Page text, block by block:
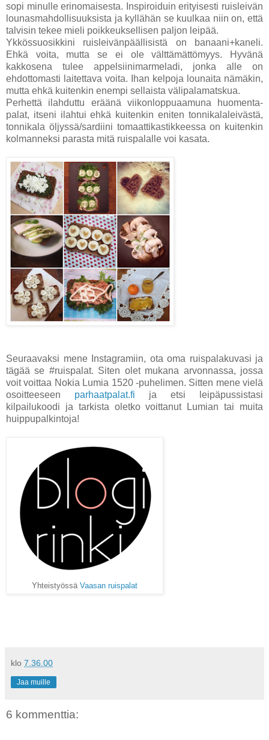
sopi minulle erinomaisesta. Inspiroiduin erityisesti ruisleivän
lounasmahdollisuuksista ja kyllähän se kuulkaa niin on, että
talvisin tekee mieli poikkeuksellisen paljon leipää.
Ykkössuosikkini ruisleivänpäällisistä on banaani+kaneli.
Ehkä voita, mutta se ei ole välttämättömyys. Hyvänä
kakkosena tulee appelsiinimarmeladi, jonka alle on
ehdottomasti laitettava voita. Ihan kelpoja lounaita nämäkin,
mutta ehkä kuitenkin enempi sellaista välipalamatskua.
Perhettä ilahduttu eräänä viikonloppuaamuna huomenta-
palat, itseni ilahtui ehkä kuitenkin eniten tonnikalaleivästä,
tonnikala öljyssä/sardiini tomaattikastikkeessa on kuitenkin
kolmanneksi parasta mitä ruispalalle voi kasata.
Seuraavaksi mene Instagramiin, ota oma ruispalakuvasi ja
tägää se #ruispalat. Siten olet mukana arvonnassa, jossa
voit voittaa Nokia Lumia 1520 -puhelimen. Sitten mene vielä
osoitteeseen parhaatpalat.fi ja etsi leipäpussistasi
kilpailukoodi ja tarkista oletko voittanut Lumian tai muita
huippupalkintoja!
Yhteistyössä Vaasan ruispalat
klo 7.36.00
Jaa muille
6 kommenttia: